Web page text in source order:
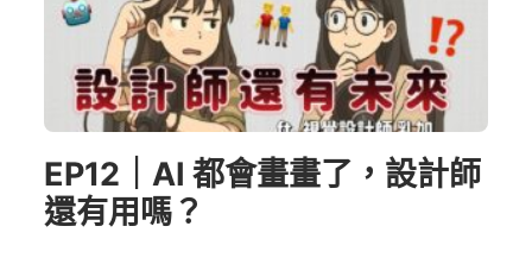
EP12｜AI 都會畫畫了，設計師
還有用嗎？